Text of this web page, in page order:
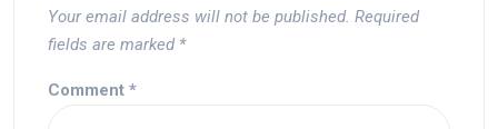
Your email address will not be published. Required
fields are marked *
Comment *